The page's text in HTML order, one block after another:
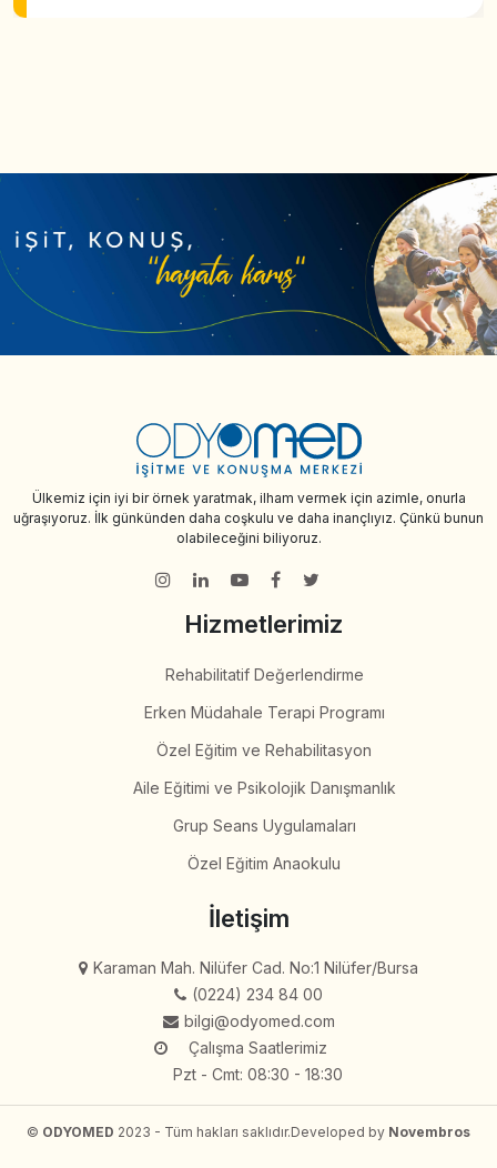
Ülkemiz için iyi bir örnek yaratmak, ilham vermek için azimle, onurla
uğraşıyoruz. İlk günkünden daha coşkulu ve daha inançlıyız. Çünkü bunun
olabileceğini biliyoruz.
Hizmetlerimiz
Rehabilitatif Değerlendirme
Erken Müdahale Terapi Programı
Özel Eğitim ve Rehabilitasyon
Aile Eğitimi ve Psikolojik Danışmanlık
Grup Seans Uygulamaları
Özel Eğitim Anaokulu
İletişim
Karaman Mah. Nilüfer Cad. No:1 Nilüfer/Bursa
(0224) 234 84 00
bilgi@odyomed.com
Çalışma Saatlerimiz
Pzt - Cmt: 08:30 - 18:30
© ODYOMED 2023 - Tüm hakları saklıdır.Developed by Novembros